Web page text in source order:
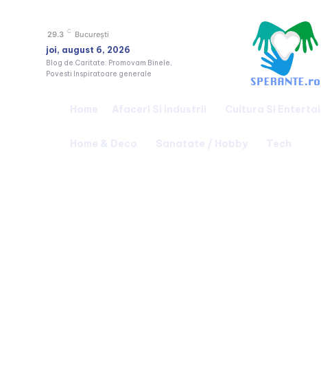
29.3 C București
joi, august 6, 2026
Blog de Caritate: Promovam Binele,
Povesti Inspiratoare generale